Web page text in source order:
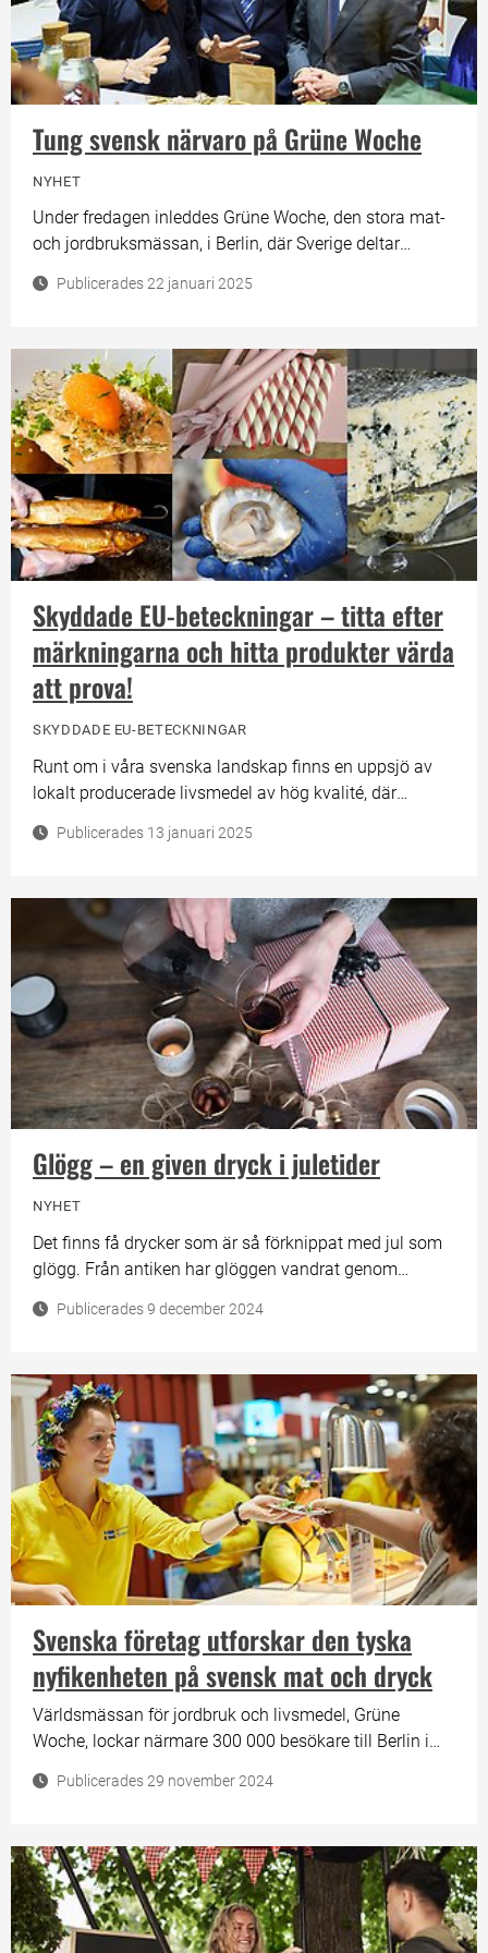
Tung svensk närvaro på Grüne Woche
NYHET
Under fredagen inleddes Grüne Woche, den stora mat-
och jordbruksmässan, i Berlin, där Sverige deltar
regi. Både statsminister Ulf Kristersson och
10 dagar möter 19 svenska livsmedels- och
måltidsturismföretag drygt 300 000 nyfikna tyska
besökare.
Publicerades 22 januari 2025
Skyddade EU-beteckningar – titta efter
märkningarna och hitta produkter värda
att prova!
SKYDDADE EU-BETECKNINGAR
Runt om i våra svenska landskap finns en uppsjö av
lokalt producerade livsmedel av hög kvalité, där
Publicerades 13 januari 2025
Glögg – en given dryck i juletider
NYHET
Det finns få drycker som är så förknippat med jul som
glögg. Från antiken har glöggen vandrat genom
Publicerades 9 december 2024
Svenska företag utforskar den tyska
nyfikenheten på svensk mat och dryck
Världsmässan för jordbruk och livsmedel, Grüne
Woche, lockar närmare 300 000 besökare till Berlin i
en svensk representationsmonter där 19 svenska
finslipar under hösten planerna för hur de bäst
presenterar sina olika produkter och destinationer i
montern.
Publicerades 29 november 2024